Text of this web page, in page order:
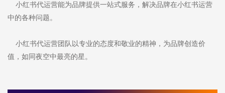
小红书代运营能为品牌提供一站式服务，解决品牌在小红书运营
中的各种问题。
小红书代运营团队以专业的态度和敬业的精神，为品牌创造价
值，如同夜空中最亮的星。